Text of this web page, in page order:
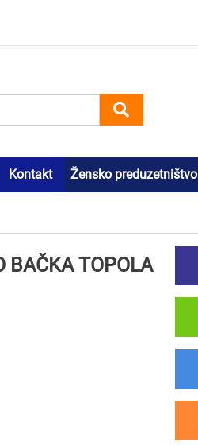
Kontakt Žensko preduzetništvo
BAČKA TOPOLA